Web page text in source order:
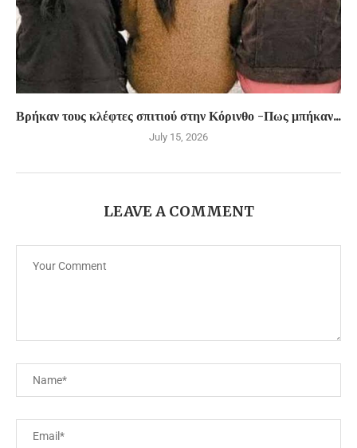
Βρήκαν τους κλέφτες σπιτιού στην Κόρινθο -Πως μπήκαν...
July 15, 2026
LEAVE A COMMENT